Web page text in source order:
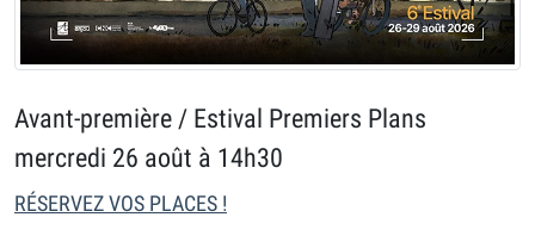
Avant-première / Estival Premiers Plans
mercredi 26 août à 14h30
RÉSERVEZ VOS PLACES !